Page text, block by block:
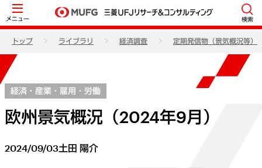
メニュー 検索
トップ ライブラリ 経済調査 定期発信物（景気概況等）
経済・産業・雇用・労働
欧州景気概況（2024年9月）
2024/09/03土田 陽介